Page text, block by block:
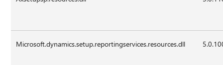
Microsoft.dynamics.setup.reportingservices.resources.dll